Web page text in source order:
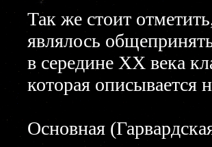
Так же стоит
являлось
в середине ХХ века
которая описывается
Основная